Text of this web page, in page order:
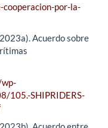
cooperacion-por-la-
Acuerdo sobre
105.-SHIPRIDERS-